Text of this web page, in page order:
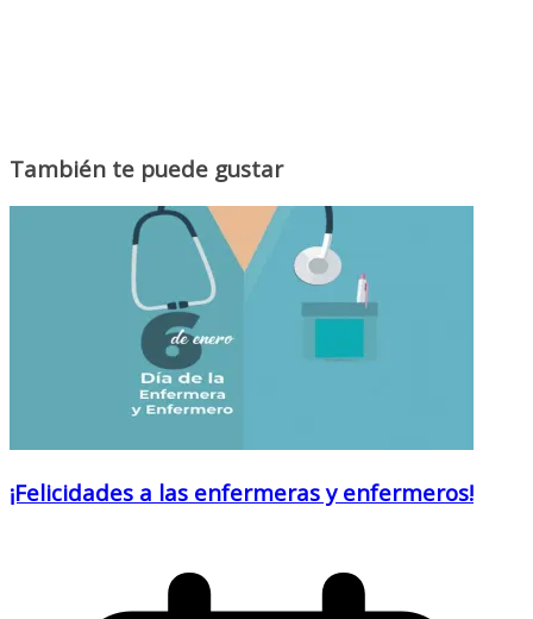
También te puede gustar
¡Felicidades a las enfermeras y enfermeros!